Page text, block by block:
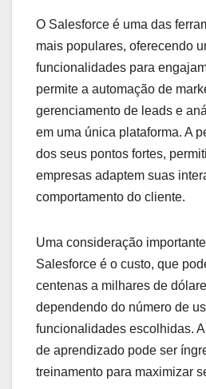
O Salesforce é uma das
mais populares, oferecendo
funcionalidades para
permite a automação de
gerenciamento de leads e
em uma única plataforma. A
dos seus pontos fortes,
empresas adaptem suas
comportamento do cliente.
Uma consideração
Salesforce é o custo, que
centenas a milhares de
dependendo do número de
funcionalidades escolhidas.
de aprendizado pode ser
treinamento para maximizar